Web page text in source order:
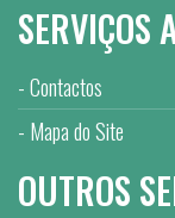
SERVIÇOS
Contactos
Mapa do Site
OUTROS